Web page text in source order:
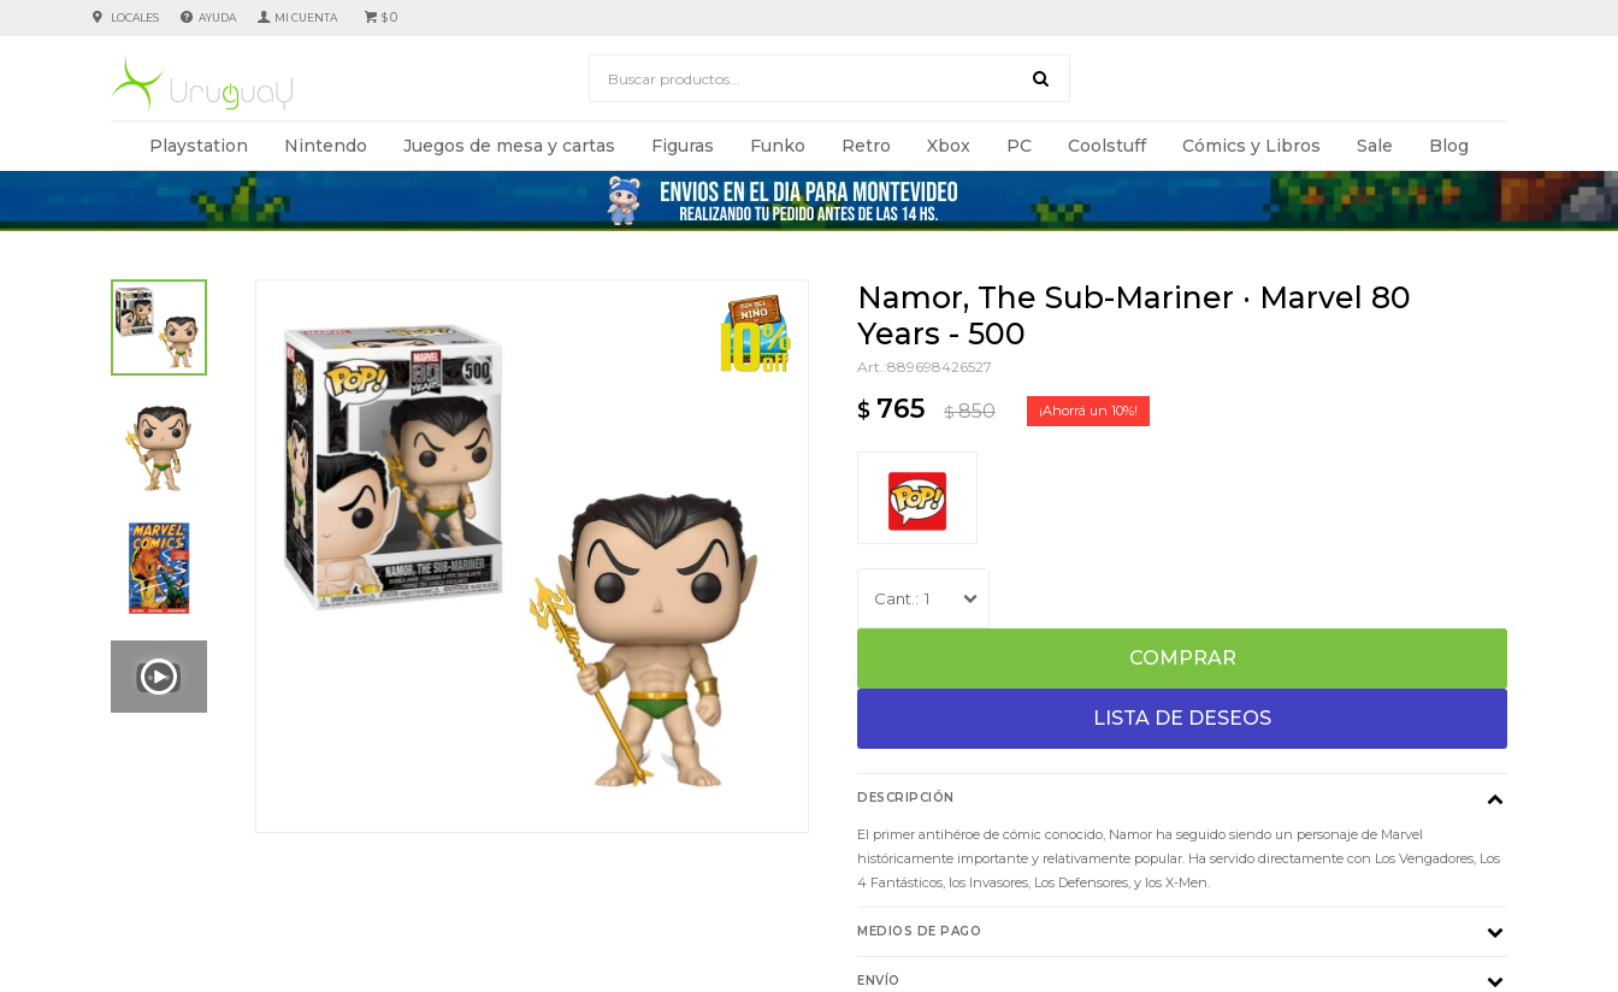
Playstation Nintendo Juegos de mesa y cartas Figuras Funko Retro Xbox PC Coolstuff Cómics y Libros Sale Blog
$0
LOCALES AYUDA
Namor, The Sub-Mariner · Marvel 80
Years - 500
889698426527
$ 765 $ 850 10
1
COMPRAR
DESCRIPCIÓN
El primer antihéroe de cómic conocido,​ Namor ha seguido siendo un personaje de Marvel
históricamente importante y relativamente popular. Ha servido directamente con Los Vengadores, Los
4 Fantásticos, los Invasores, Los Defensores, y los X-Men.
MEDIOS DE PAGO
ENVÍO